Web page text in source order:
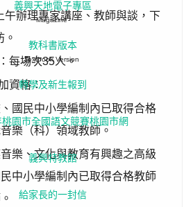
午辦理專家講座、教師與談，下
每場次35人。
資格：
國民中小學編制內已取得合格
樂（科）領域教師。
樂、文化與教育有興趣之高級
中小學編制內已取得合格教師
義興天地電子專區
Magazine
教科書版本
Textbook Version
轉學及新生報到
桃園市全國語文競賽桃園市網
義興特教館
給家長的一封信